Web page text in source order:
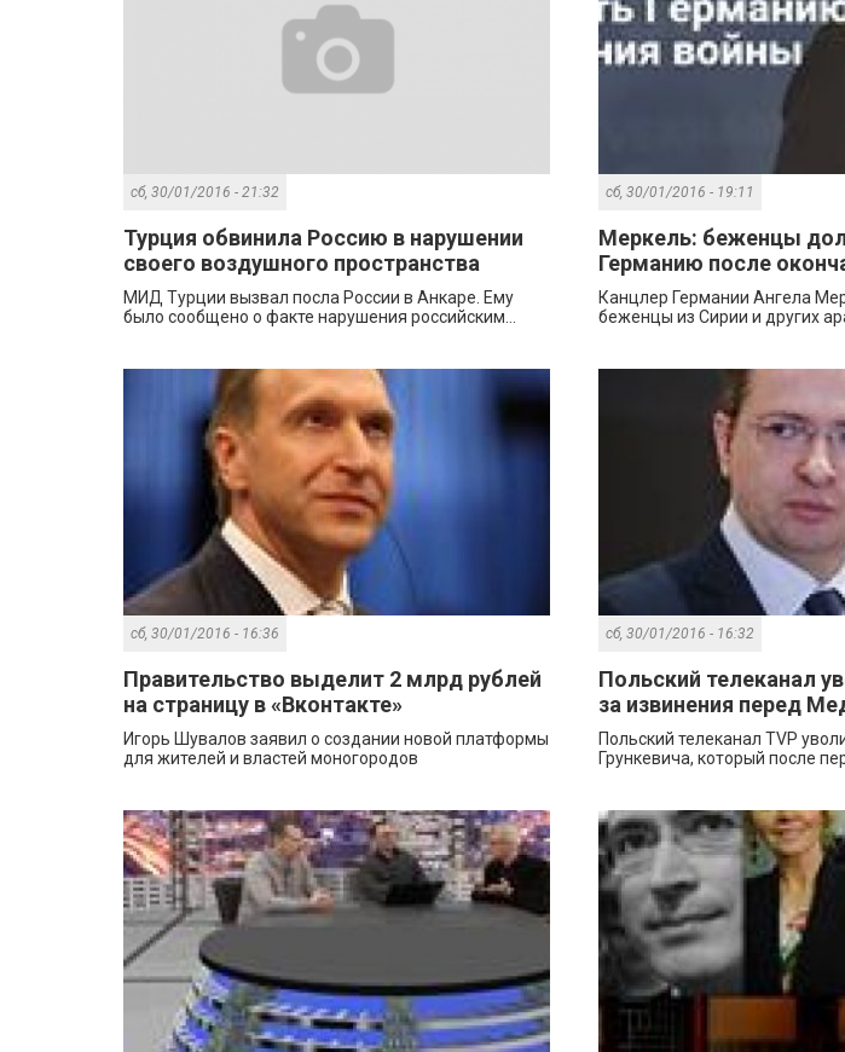
сб, 30/01/2016 - 21:32
Турция обвинила Россию в нарушении
своего воздушного пространства
МИД Турции вызвал посла России в Анкаре. Ему
было сообщено о факте нарушения российским...
сб, 30/01/2016 - 19:11
Меркель: беженцы
Германию после
Канцлер Германии Ангела
беженцы из Сирии и других
сб, 30/01/2016 - 16:36
Правительство выделит 2 млрд рублей
на страницу в «Вконтакте»
Игорь Шувалов заявил о создании новой платформы
для жителей и властей моногородов
сб, 30/01/2016 - 16:32
Польский телеканал
за извинения перед
Польский телеканал TVP
Грункевича, который после